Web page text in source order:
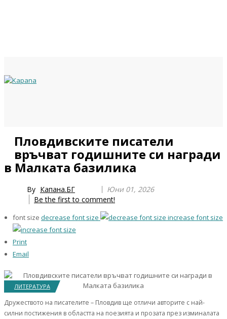
Пловдивските писатели
връчват годишните си награди
в Малката базилика
By Капана.БГ
Юни 01, 2026
Be the first to comment!
font size decrease font size increase font size
Print
Email
ЛИТЕРАТУРА
Дружеството на писателите – Пловдив ще отличи авторите с най-
силни постижения в областта на поезията и прозата през изминалата
Year
Month
Year
Month